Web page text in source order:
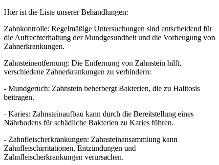
Hier ist die Liste unserer Behandlungen:
Zahnkontrolle: Regelmäßige Untersuchungen sind entscheidend für
die Aufrechterhaltung der Mundgesundheit und die Vorbeugung von
Zahnerkrankungen.
Zahnsteinentfernung: Die Entfernung von Zahnstein hilft,
verschiedene Zahnerkrankungen zu verhindern:
- Mundgeruch: Zahnstein beherbergt Bakterien, die zu Halitosis
beitragen.
- Karies: Zahnsteinaufbau kann durch die Bereitstellung eines
Nährbodens für schädliche Bakterien zu Karies führen.
- Zahnfleischerkrankungen: Zahnsteinansammlung kann
Zahnfleischirritationen, Entzündungen und
Zahnfleischerkrankungen verursachen.